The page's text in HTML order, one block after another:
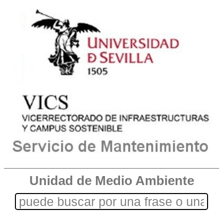
Unidad de Medio Ambiente